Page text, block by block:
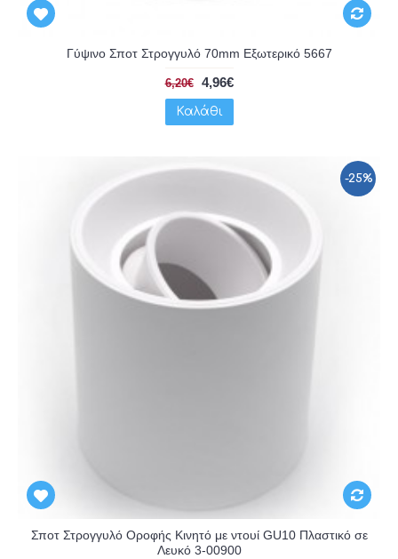
Γύψινο Σποτ Στρογγυλό 70mm Εξωτερικό 5667
6,20€ 4,96€
Καλάθι
-25%
Σποτ Στρογγυλό Οροφής Κινητό με ντουί GU10 Πλαστικό σε
Λευκό 3-00900